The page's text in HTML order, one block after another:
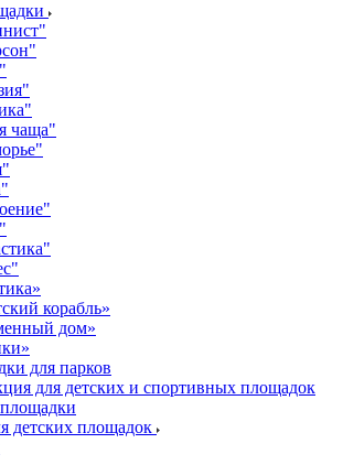
чаща"
корабль»
дом»
для парков
для детских и спортивных площадок
детских площадок